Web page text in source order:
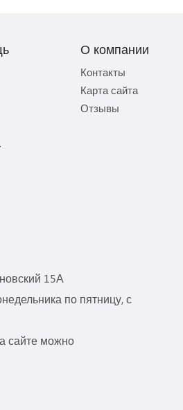
О компании
Контакты
Карта сайта
Отзывы
15А
по пятницу, с
сайте можно